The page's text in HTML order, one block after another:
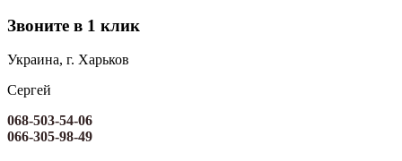
Звоните в 1 клик
Украина, г. Харьков
Сергей
068-503-54-06
066-305-98-49